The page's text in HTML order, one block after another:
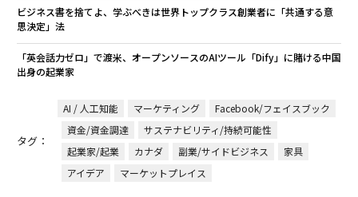
ビジネス書を捨てよ、学ぶべきは世界トップクラス創業者に「共通する意
思決定」法
「英会話力ゼロ」で渡米、オープンソースのAIツール「Dify」に賭ける中国
出身の起業家
タグ：
AI / 人工知能 マーケティング
Facebook/フェイスブック
資金/資金調達
サステナビリティ/持続可能性
起業家/起業
カナダ 副業/サイドビジネス
家具
アイデア
マーケットプレイス